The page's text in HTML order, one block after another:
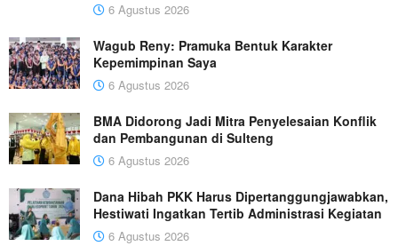
6 Agustus 2026
Wagub Reny: Pramuka Bentuk Karakter
Kepemimpinan Saya
6 Agustus 2026
BMA Didorong Jadi Mitra Penyelesaian Konflik
dan Pembangunan di Sulteng
6 Agustus 2026
Dana Hibah PKK Harus Dipertanggungjawabkan,
Hestiwati Ingatkan Tertib Administrasi Kegiatan
6 Agustus 2026